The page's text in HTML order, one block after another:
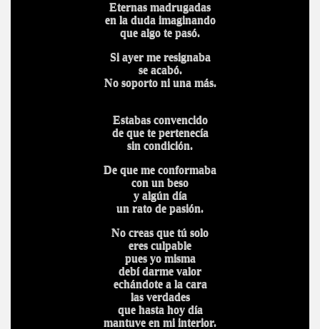
Eternas madrugadas
en la duda imaginando
que algo te pasó.
Si ayer me resignaba
se acabó.
No soporto ni una más.
Estabas convencido
de que te pertenecía
sin condición.
De que me conformaba
con un beso
y algún día
un rato de pasión.
No creas que tú solo
eres culpable
pues yo misma
debí darme valor
echándote a la cara
las verdades
que hasta hoy día
mantuve en mi interior.